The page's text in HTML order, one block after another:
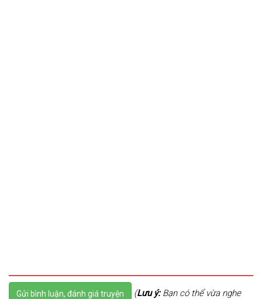
Gửi bình luận, đánh giá truyện (Lưu ý:Bạn có thể vừa nghe